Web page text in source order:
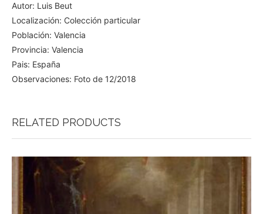
Autor: Luis Beut
Localización: Colección particular
Población: Valencia
Provincia: Valencia
Pais: España
Observaciones: Foto de 12/2018
RELATED PRODUCTS